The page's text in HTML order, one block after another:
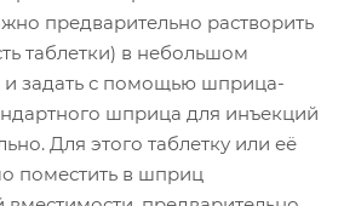
предварительно растворить
таблетки) в небольшом
и задать с помощью шприца-
шприца для инъекций
Для этого таблетку или её
поместить в шприц